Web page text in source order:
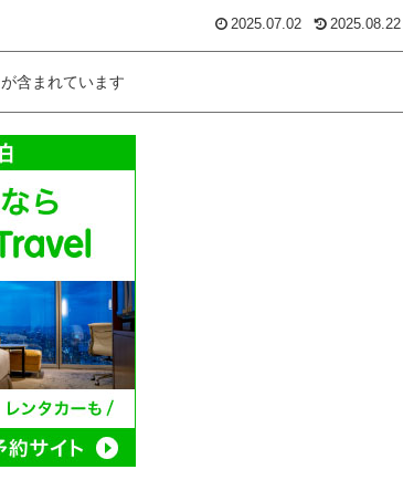
2025.07.02 2025.08.22
含まれています